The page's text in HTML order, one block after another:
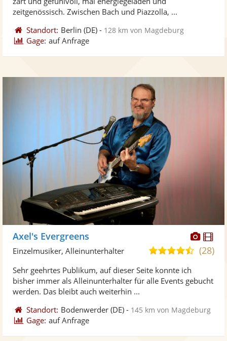
zeitgenössisch. Zwischen Bach und Piazzolla, ...
Standort: Berlin (DE) - 128 km von Magdeburg
Gage: auf Anfrage
Axel's Evergreens
4,7
5
(28)
Einzelmusiker, Alleinunterhalter
Sehr geehrtes Publikum, auf dieser Seite konnte ich
bisher immer als Alleinunterhalter für alle Events gebucht
werden. Das bleibt auch weiterhin ...
Standort: Bodenwerder (DE) - 145 km von Magdeburg
Gage: auf Anfrage